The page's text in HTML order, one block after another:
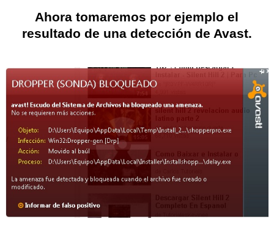
Ahora tomaremos por ejemplo el
resultado de una detección de Avast.